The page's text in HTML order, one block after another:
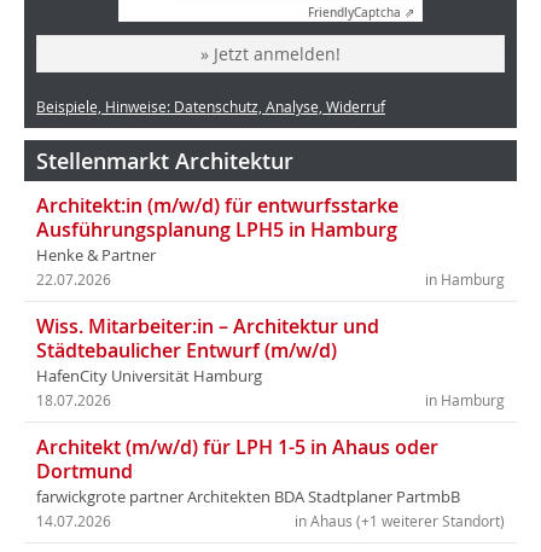
FriendlyCaptcha ⇗
» Jetzt anmelden!
Beispiele, Hinweise: Datenschutz, Analyse, Widerruf
Stellenmarkt Architektur
Architekt:in (m/w/d) für entwurfsstarke
Ausführungsplanung LPH5 in Hamburg
Henke & Partner
in Hamburg
22.07.2026
Wiss. Mitarbeiter:in – Architektur und
Städtebaulicher Entwurf (m/w/d)
HafenCity Universität Hamburg
in Hamburg
18.07.2026
Architekt (m/w/d) für LPH 1-5 in Ahaus oder
Dortmund
farwickgrote partner Architekten BDA Stadtplaner PartmbB
in Ahaus (+1 weiterer Standort)
14.07.2026